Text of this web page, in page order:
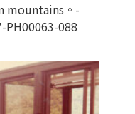
mountains。-
PH00063-088